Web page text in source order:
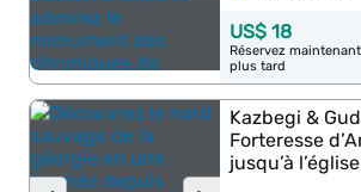
US$ 18
Réservez
plus tard
Kazbegi &
Forteresse
jusqu’à